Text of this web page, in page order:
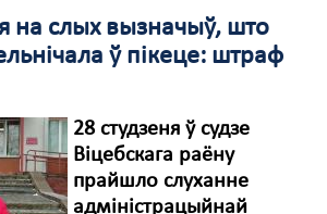
на слых вызначыў, што
ў пікеце: штраф
28 студзеня ў судзе
Віцебскага раёну
прайшло слуханне
адміністрацыйнай